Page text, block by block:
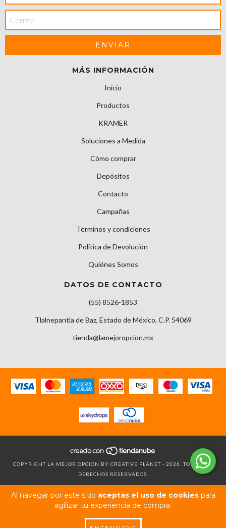
Al navegar por este sitio aceptas el uso de cookiespara
agilizar tu experiencia de compra.
MÁS INFORMACIÓN
Inicio
Productos
KRAMER
Soluciones a Medida
Cómo comprar
Depósitos
Contacto
Campañas
Términos y condiciones
Política de Devolución
Quiénes Somos
DATOS DE CONTACTO
(55) 8526-1853
Tlalnepantla de Baz, Estado de México, C.P. 54069
tienda@lamejoropcion.mx
COPYRIGHT LA MEJOR OPCION BY CREATIVE PLANET - 2026. TODOS LOS
DERECHOS RESERVADOS.